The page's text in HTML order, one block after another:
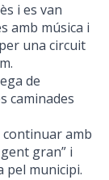
i es van
amb música i
una circuit
de
caminades
amb
gran” i
pel municipi.